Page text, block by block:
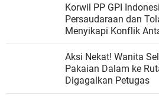
Korwil PP GPI
Persaudaraan dan
Menyikapi Konflik
Matraman
Aksi Nekat! Wanita
Pakaian Dalam ke
Digagalkan Petugas